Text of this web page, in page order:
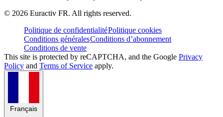
© 2026 Euractiv FR. All rights reserved.
Politique de confidentialitéPolitique cookies
Conditions généralesConditions d’abonnement
Conditions de vente
This site is protected by reCAPTCHA, and the Google Privacy
Policy and Terms of Service apply.
Français